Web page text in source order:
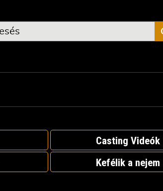
Casting Videók
Kefélik a nejem